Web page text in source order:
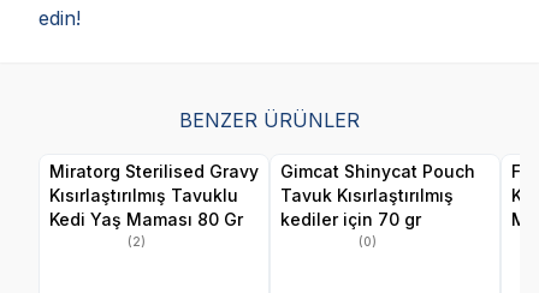
edin!
BENZER ÜRÜNLER
Miratorg Sterilised Gravy
Kısırlaştırılmış Tavuklu
Kedi Yaş Maması 80 Gr
(2)
Gimcat Shinycat Pouch
Tavuk Kısırlaştırılmış
kediler için 70 gr
(0)